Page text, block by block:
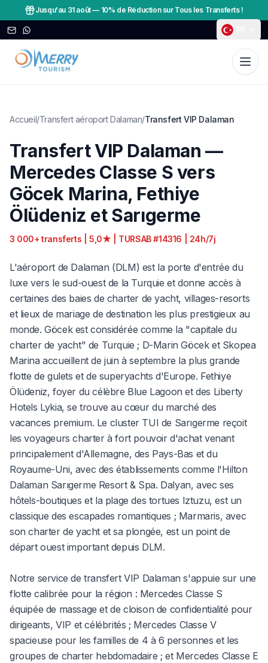
Jusqu'au 31 août— 10% de Réduction sur Tous les Transferts !
Accueil/Transfert aéroport Dalaman/Transfert VIP Dalaman
Transfert VIP Dalaman —
Mercedes Classe S vers
Göcek Marina, Fethiye
Ölüdeniz et Sarıgerme
3 000+ transferts | 5,0★ | TURSAB #14316 | 24h/7j
L'aéroport de Dalaman (DLM) est la porte d'entrée du
luxe vers le sud-ouest de la Turquie et donne accès à
certaines des baies de charter de yacht, villages-resorts
et lieux de mariage de destination les plus prestigieux au
monde. Göcek est considérée comme la "capitale du
charter de yacht" de Turquie ; D-Marin Göcek et Skopea
Marina accueillent de juin à septembre la plus grande
flotte de gulets et de superyachts d'Europe. Fethiye
Ölüdeniz, foyer du célèbre Blue Lagoon et des Liberty
Hotels Lykia, se trouve au cœur du marché des
vacances premium. Le cluster TUI de Sarıgerme reçoit
les voyageurs charter à fort pouvoir d'achat venant
principalement d'Allemagne, des Pays-Bas et du
Royaume-Uni, avec des établissements comme l'Hilton
Dalaman Sarıgerme Resort & Spa. Dalyan, avec ses
hôtels-boutiques et la plage des tortues Iztuzu, est un
classique des escapades romantiques ; Marmaris, avec
son charter de yacht et sa plongée, est un point de
départ ouest important depuis DLM.
Notre service de transfert VIP Dalaman s'appuie sur une
flotte calibrée pour la région : Mercedes Classe S
équipée de massage et de cloison de confidentialité pour
dirigeants, VIP et célébrités ; Mercedes Classe V
spacieuse pour les familles de 4 à 6 personnes et les
groupes de charter hebdomadaire ; et Mercedes Classe E